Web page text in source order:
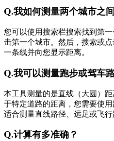
Q.我如何测量两个城市之
您可以使用搜索栏搜索找到第
击第一个城市。然后，搜索或
一条线并向您显示距离。
Q.我可以测量跑步或驾车
本工具测量的是直线（大圆）
于特定道路的距离，您需要使
适合测量直线路径、远足或飞行
Q.计算有多准确？